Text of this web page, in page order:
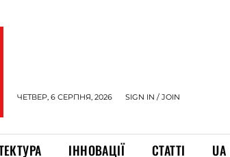
ЧЕТВЕР, 6 СЕРПНЯ, 2026 SIGN IN / JOIN
ІННОВАЦІЇ СТАТТІ UA